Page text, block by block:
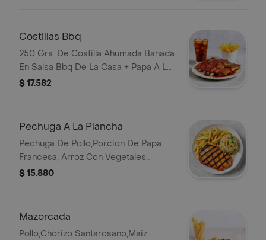
Costillas Bbq
250 Grs. De Costilla Ahumada Banada
En Salsa Bbq De La Casa + Papa A La
Francesa + Gaseosa Personal.
$ 17.582
Pechuga A La Plancha
Pechuga De Pollo,Porcion De Papa
Francesa, Arroz Con Vegetales
Salteados Y Gaseosa Personal.
$ 15.880
Mazorcada
Pollo,Chorizo Santarosano,Maiz